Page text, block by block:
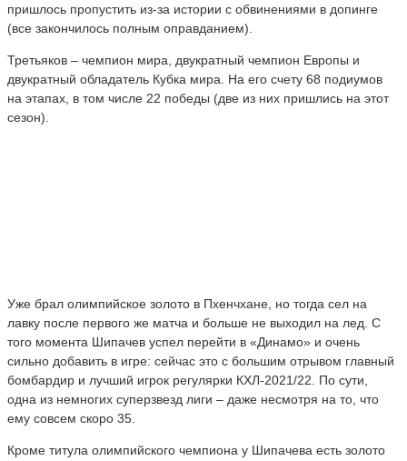
пришлось пропустить из-за истории с обвинениями в допинге
(все закончилось полным оправданием).
Третьяков – чемпион мира, двукратный чемпион Европы и
двукратный обладатель Кубка мира. На его счету 68 подиумов
на этапах, в том числе 22 победы (две из них пришлись на этот
сезон).
Уже брал олимпийское золото в Пхенчхане, но тогда сел на
лавку после первого же матча и больше не выходил на лед. С
того момента Шипачев успел перейти в «Динамо» и очень
сильно добавить в игре: сейчас это с большим отрывом главный
бомбардир и лучший игрок регулярки КХЛ-2021/22. По сути,
одна из немногих суперзвезд лиги – даже несмотря на то, что
ему совсем скоро 35.
Кроме титула олимпийского чемпиона у Шипачева есть золото